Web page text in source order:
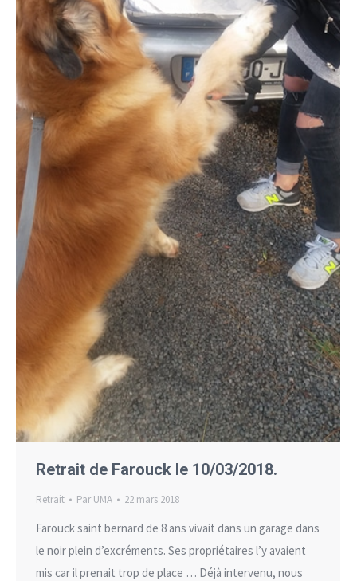
Retrait de Farouck le 10/03/2018.
Retrait Par UMA 22 mars 2018
Farouck saint bernard de 8 ans vivait dans un garage dans
le noir plein d’excréments. Ses propriétaires l’y avaient
mis car il prenait trop de place … Déjà intervenu, nous